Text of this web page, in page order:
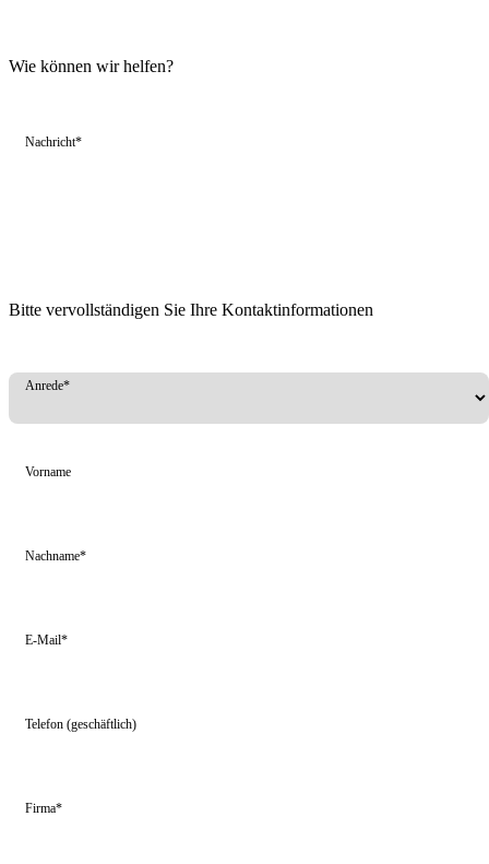
Wie können wir helfen?
Nachricht*
Bitte vervollständigen Sie Ihre Kontaktinformationen
Anrede*
Vorname
Nachname*
E-Mail*
Telefon (geschäftlich)
Firma*